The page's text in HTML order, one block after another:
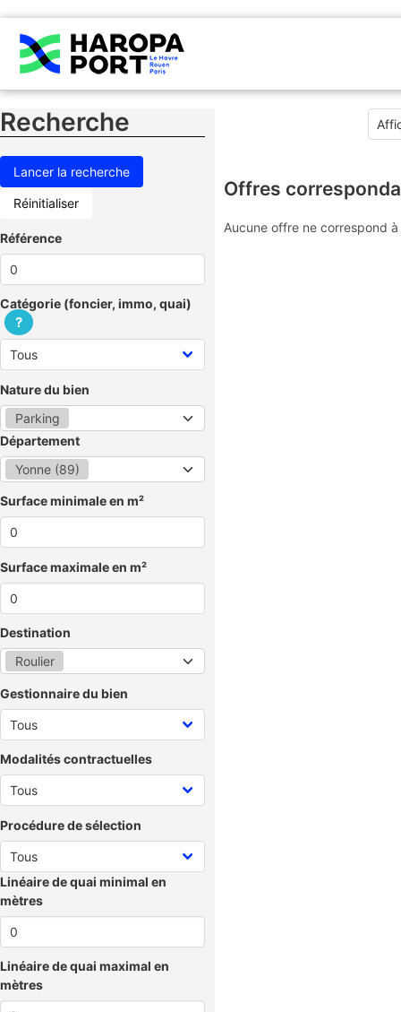
Recherche
Réinitialiser
Référence
Catégorie (foncier, immo, quai)
?
Nature du bien
Parking
Département
Yonne (89)
Surface minimale en m²
Surface maximale en m²
Destination
Roulier
Gestionnaire du bien
Modalités contractuelles
Procédure de sélection
Linéaire de quai minimal en
mètres
Linéaire de quai maximal en
mètres
Offres
Aucune offre ne correspond